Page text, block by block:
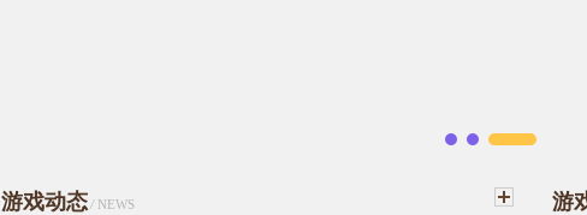
游戏动态/ NEWS 游